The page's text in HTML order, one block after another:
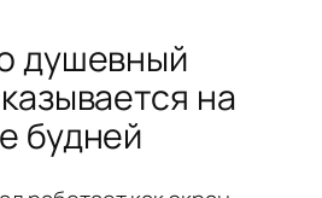
душевный
на
будней